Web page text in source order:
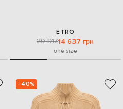
ETRO
20 91714 637 грн
one size
- 40%